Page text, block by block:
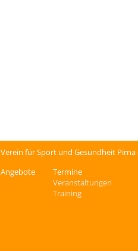
Verein für Sport und Gesundheit Pirna
Angebote
Termine
Veranstaltungen
Training